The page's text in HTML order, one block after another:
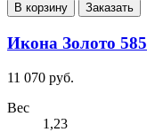
В корзину Заказать
Икона Золото 585
11 070 руб.
Вес
1,23